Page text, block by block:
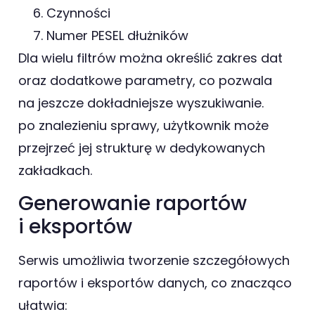
Czynności
Numer PESEL dłużników
Dla wielu filtrów można określić zakres dat
oraz dodatkowe parametry, co pozwala
na jeszcze dokładniejsze wyszukiwanie.
po znalezieniu sprawy, użytkownik może
przejrzeć jej strukturę w dedykowanych
zakładkach.
Generowanie raportów
i eksportów
Serwis umożliwia tworzenie szczegółowych
raportów i eksportów danych, co znacząco
ułatwia: